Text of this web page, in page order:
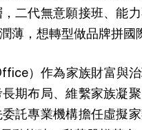
二代無意願接班、能
薄，想轉型做品牌拼國
）作為家族財富與
期布局、維繫家族凝
託專業機構擔任虛擬